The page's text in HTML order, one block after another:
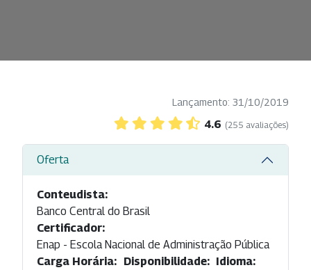
Lançamento: 31/10/2019
4.6 (255 avaliações)
Oferta
Conteudista:
Banco Central do Brasil
Certificador:
Enap - Escola Nacional de Administração Pública
Carga Horária: Disponibilidade: Idioma: